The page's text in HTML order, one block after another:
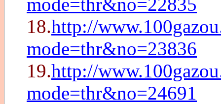
18.http://
mode=thr&no=23836
19.http://
mode=thr&no=24691